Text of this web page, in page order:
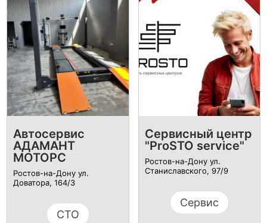
Автосервис
АДАМАНТ
МОТОРС
Ростов-на-Дону ул.
Доватора, 164/3
СТО
Сервисный центр
"ProSTO service"
Ростов-на-Дону ул.
Станиславского, 97/9
Сервис